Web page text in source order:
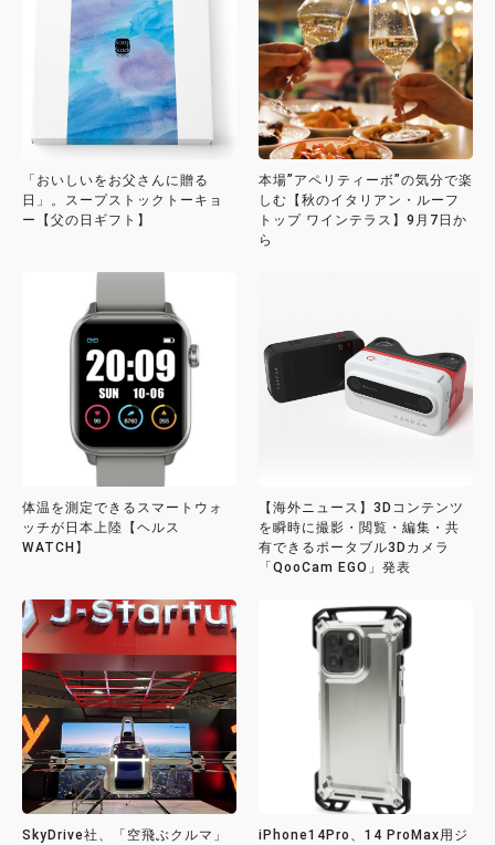
「おいしいをお父さんに贈る
日」。スープストックトーキョ
ー【父の日ギフト】
本場”アペリティーボ”の気分で楽
しむ【秋のイタリアン・ルーフ
トップ ワインテラス】9月7日か
ら
体温を測定できるスマートウォ
ッチが日本上陸【ヘルス
WATCH】
【海外ニュース】3Dコンテンツ
を瞬時に撮影・閲覧・編集・共
有できるポータブル3Dカメラ
「QooCam EGO」発表
SkyDrive社、「空飛ぶクルマ」
iPhone14Pro、14 ProMax用ジ